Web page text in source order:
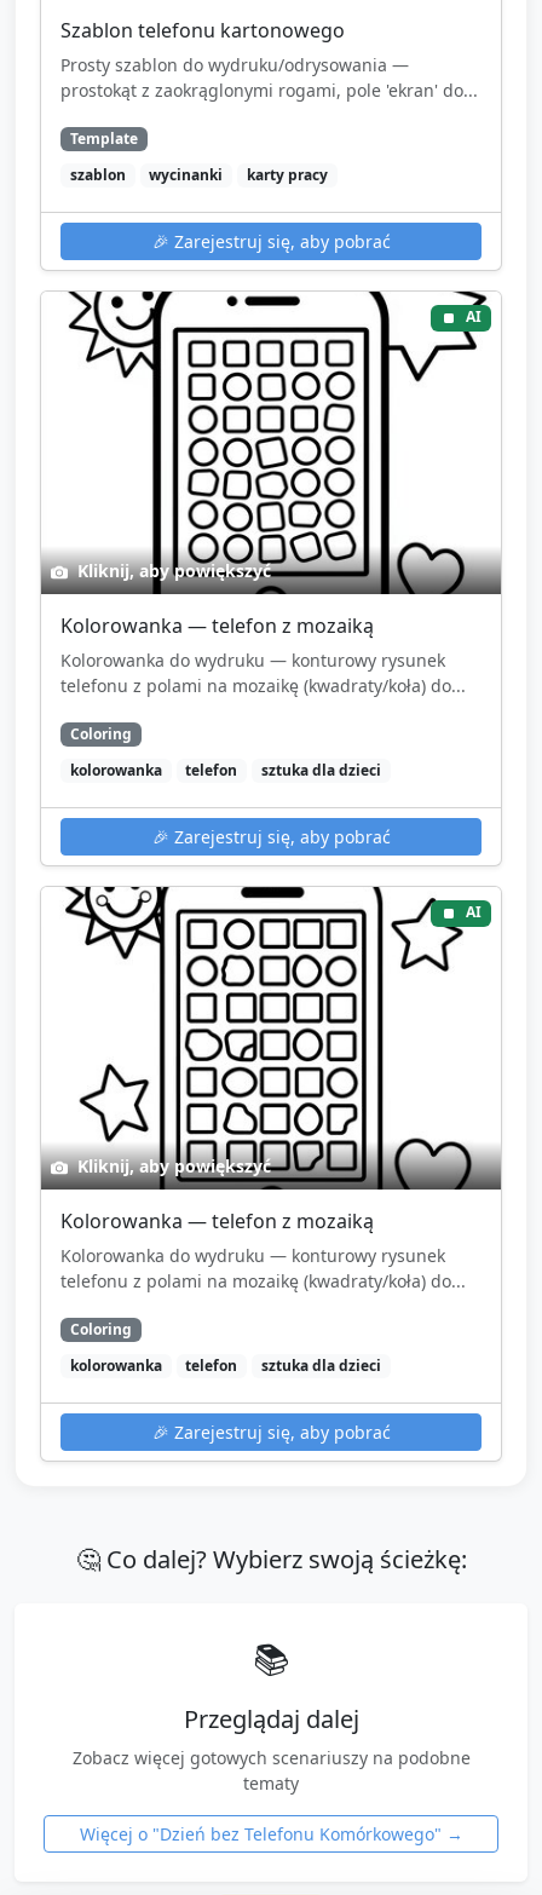
Szablon telefonu kartonowego
Prosty szablon do wydruku/odrysowania —
prostokąt z zaokrąglonymi rogami, pole 'ekran' do...
Template
szablon
wycinanki karty pracy
🎉 Zarejestruj się, aby pobrać
AI
Kliknij, aby powiększyć
Kolorowanka — telefon z mozaiką
Kolorowanka do wydruku — konturowy rysunek
telefonu z polami na mozaikę (kwadraty/koła) do...
Coloring
kolorowanka
telefon sztuka dla dzieci
🎉 Zarejestruj się, aby pobrać
AI
Kliknij, aby powiększyć
Kolorowanka — telefon z mozaiką
Kolorowanka do wydruku — konturowy rysunek
telefonu z polami na mozaikę (kwadraty/koła) do...
Coloring
kolorowanka
telefon sztuka dla dzieci
🎉 Zarejestruj się, aby pobrać
🤔 Co dalej? Wybierz swoją ścieżkę:
📚
Przeglądaj dalej
Zobacz więcej gotowych scenariuszy na podobne
tematy
Więcej o "Dzień bez Telefonu Komórkowego" →